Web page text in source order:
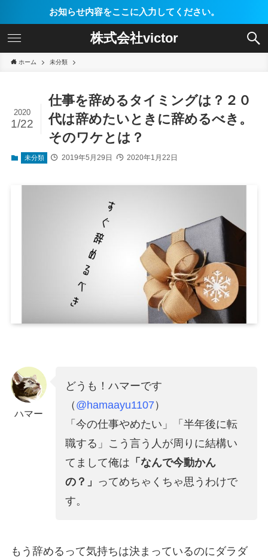
お知らせ内容をここに入力してください。
株式会社victor
ホーム 未分類
仕事を辞めるタイミングは？２０
代は辞めたいときに辞めるべき。
そのワケとは？
2020
1/22
未分類 2019年5月29日 2020年1月22日
ハマー
どうも！ハマーです
（ @hamaayu1107 ）
「今の仕事やめたい」「半年後に転
職する」こう言う人が周りに結構い
てまして俺は 「なんで今動かん
の？」 ってめちゃくちゃ思うわけで
す。
もう辞めるって気持ちは決まっているのにダラダ